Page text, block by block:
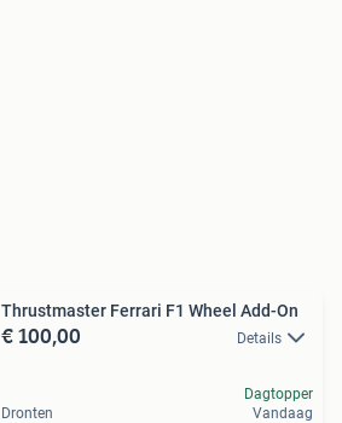
Thrustmaster Ferrari F1 Wheel Add-On
€ 100,00 Details
Dronten
Dagtopper
Vandaag